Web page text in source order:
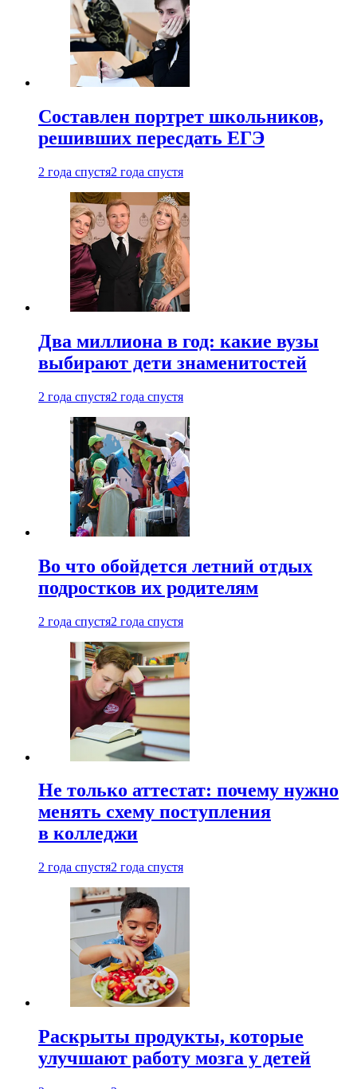
Составлен портрет школьников,
решивших пересдать ЕГЭ
2 года спустя2 года спустя
Два миллиона в год: какие вузы
выбирают дети знаменитостей
2 года спустя2 года спустя
Во что обойдется летний отдых
подростков их родителям
2 года спустя2 года спустя
Не только аттестат: почему нужно
менять схему поступления
в колледжи
2 года спустя2 года спустя
Раскрыты продукты, которые
улучшают работу мозга у детей